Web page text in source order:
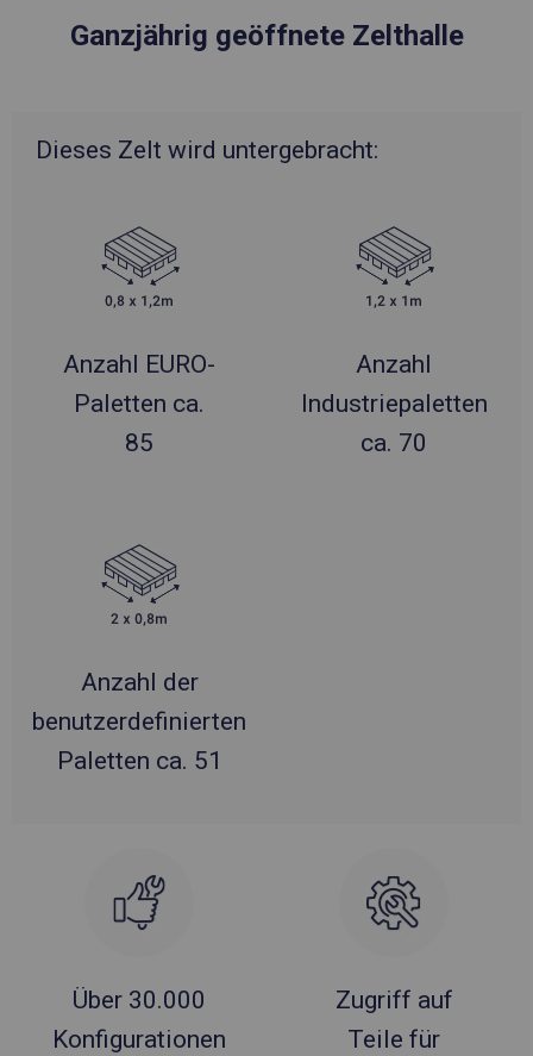
Ganzjährig geöffnete Zelthalle
Dieses Zelt wird untergebracht:
Anzahl EURO-
Paletten ca.
85
Anzahl
Industriepaletten
ca. 70
Anzahl der
benutzerdefinierten
Paletten ca. 51
Über 30.000
Konfigurationen
Zugriff auf
Teile für